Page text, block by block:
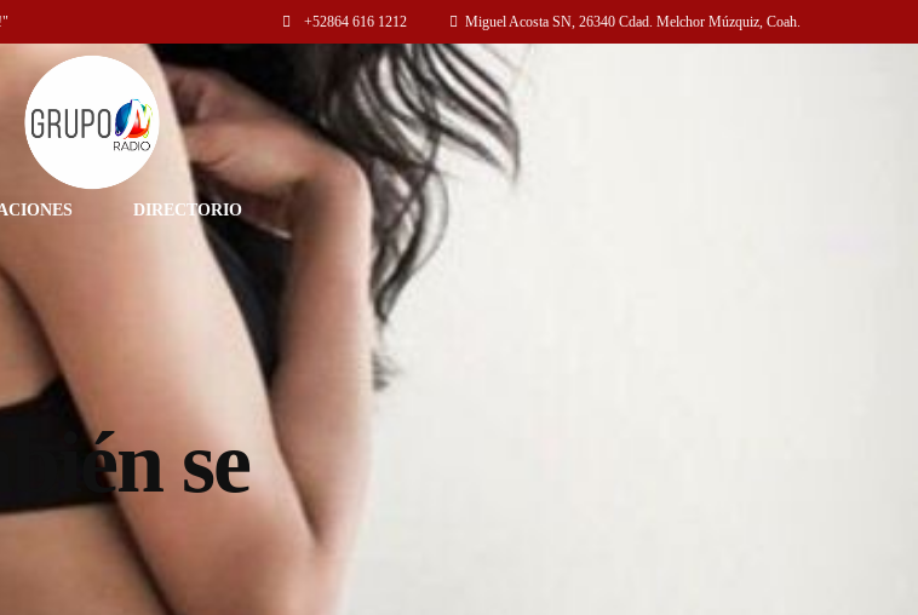
+52864 616 1212 Miguel Acosta SN, 26340 Cdad. Melchor Múzquiz, Coah.
DIRECTORIO
se